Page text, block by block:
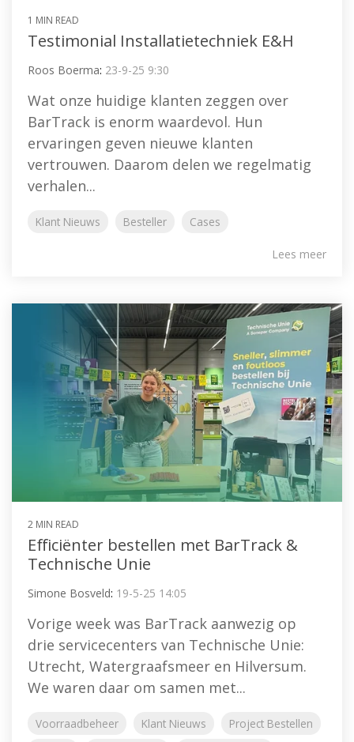
1 MIN READ
Testimonial Installatietechniek E&H
Roos Boerma: 23-9-25 9:30
Wat onze huidige klanten zeggen over
BarTrack is enorm waardevol. Hun
ervaringen geven nieuwe klanten
vertrouwen. Daarom delen we regelmatig
verhalen...
Klant Nieuws Besteller Cases
Lees meer
2 MIN READ
Efficiënter bestellen met BarTrack &
Technische Unie
Simone Bosveld: 19-5-25 14:05
Vorige week was BarTrack aanwezig op
drie servicecenters van Technische Unie:
Utrecht, Watergraafsmeer en Hilversum.
We waren daar om samen met...
Voorraadbeheer Klant Nieuws
Project Bestellen